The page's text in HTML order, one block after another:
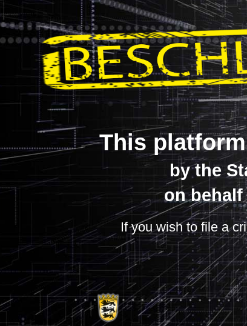
This
by the
on
If you wish to file a